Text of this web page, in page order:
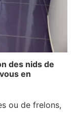
des nids de
en
ou de frelons,